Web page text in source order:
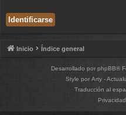
Inicio Índice general
Desarrollado por phpBB®
Style por Arty-
Traducción al
Privacidad